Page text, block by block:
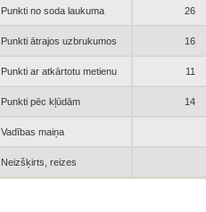
Punkti no soda laukuma 26
Punkti ātrajos uzbrukumos 16
Punkti ar atkārtotu metienu 11
Punkti pēc kļūdām 14
Vadības maiņa
Neizšķirts, reizes